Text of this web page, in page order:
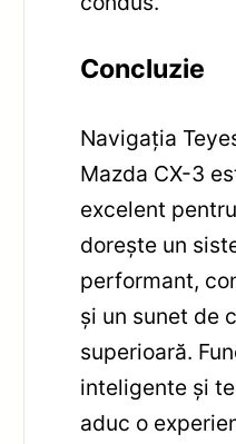
Concluzie
Navigația
Mazda CX-3
excelent
dorește un
performant,
și un sunet de
superioară.
inteligente și
aduc o